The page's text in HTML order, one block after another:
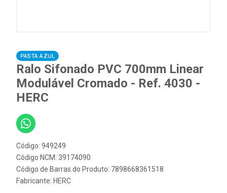
PASTA AZUL
Ralo Sifonado PVC 700mm Linear
Modulável Cromado - Ref. 4030 -
HERC
Código: 949249
Código NCM: 39174090
Código de Barras do Produto: 7898668361518
Fabricante: HERC